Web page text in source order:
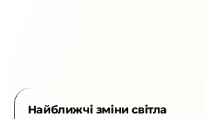
Найближчі зміни світла